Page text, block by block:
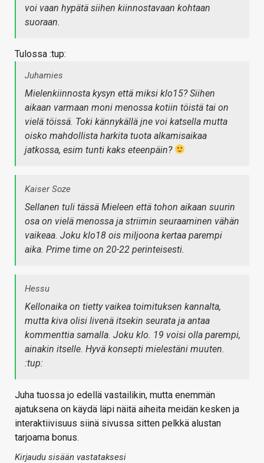
voi vaan hypätä siihen kiinnostavaan kohtaan
suoraan.
Tulossa :tup:
Juhamies
Mielenkiinnosta kysyn että miksi klo15? Siihen
aikaan varmaan moni menossa kotiin töistä tai on
vielä töissä. Toki kännykällä jne voi katsella mutta
oisko mahdollista harkita tuota alkamisaikaa
jatkossa, esim tunti kaks eteenpäin?
Kaiser Soze
Sellanen tuli tässä Mieleen että tohon aikaan suurin
osa on vielä menossa ja striimin seuraaminen vähän
vaikeaa. Joku klo18 ois miljoona kertaa parempi
aika. Prime time on 20-22 perinteisesti.
Hessu
Kellonaika on tietty vaikea toimituksen kannalta,
mutta kiva olisi livenä itsekin seurata ja antaa
kommenttia samalla. Joku klo. 19 voisi olla parempi,
ainakin itselle. Hyvä konsepti mielestäni muuten.
:tup:
Juha tuossa jo edellä vastailikin, mutta enemmän
ajatuksena on käydä läpi näitä aiheita meidän kesken ja
interaktiivisuus siinä sivussa sitten pelkkä alustan
tarjoama bonus.
Kirjaudu sisään vastataksesi